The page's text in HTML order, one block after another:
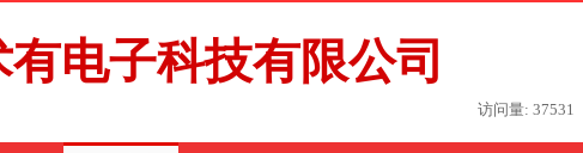
电子科技有限公司
访问量: 37531